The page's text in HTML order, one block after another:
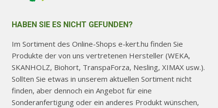
HABEN SIE ES NICHT GEFUNDEN?
Im Sortiment des Online-Shops e-kert.hu finden Sie
Produkte der von uns vertretenen Hersteller (WEKA,
SKANHOLZ, Biohort, TranspaForza, Nesling, XIMAX usw.).
Sollten Sie etwas in unserem aktuellen Sortiment nicht
finden, aber dennoch ein Angebot für eine
Sonderanfertigung oder ein anderes Produkt wünschen,